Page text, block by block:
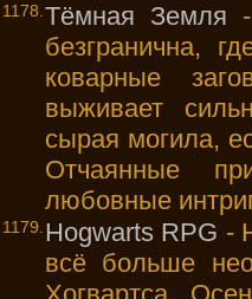
1178. Тёмная Земля
безгранична,
коварные
выживает
сырая могила,
Отчаянные
любовные
1179. Hogwarts RPG -
всё больше